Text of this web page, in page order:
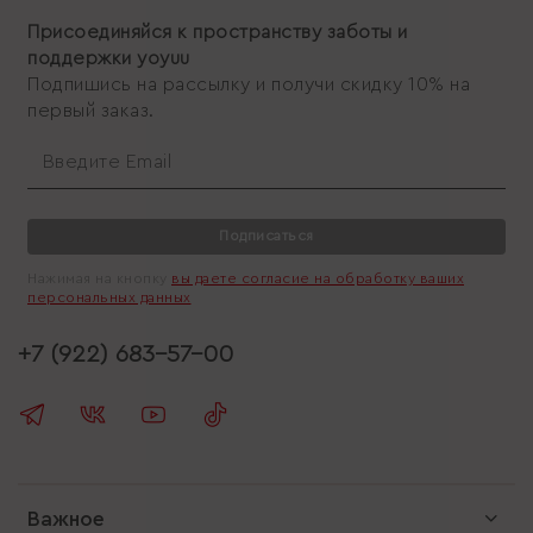
Присоединяйся к пространству заботы и
поддержки yoyuu
Подпишись на рассылку и получи скидку 10% на
первый заказ.
Подписаться
вы даете согласие на обработку ваших
персональных данных
Важное
+7 (922) 683-57-00